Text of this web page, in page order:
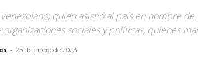
quien asistió al país en nombre
organizaciones sociales y políticas, quienes
- 25 de enero de 2023